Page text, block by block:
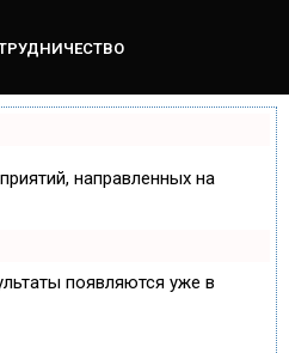
направленных на
появляются уже в